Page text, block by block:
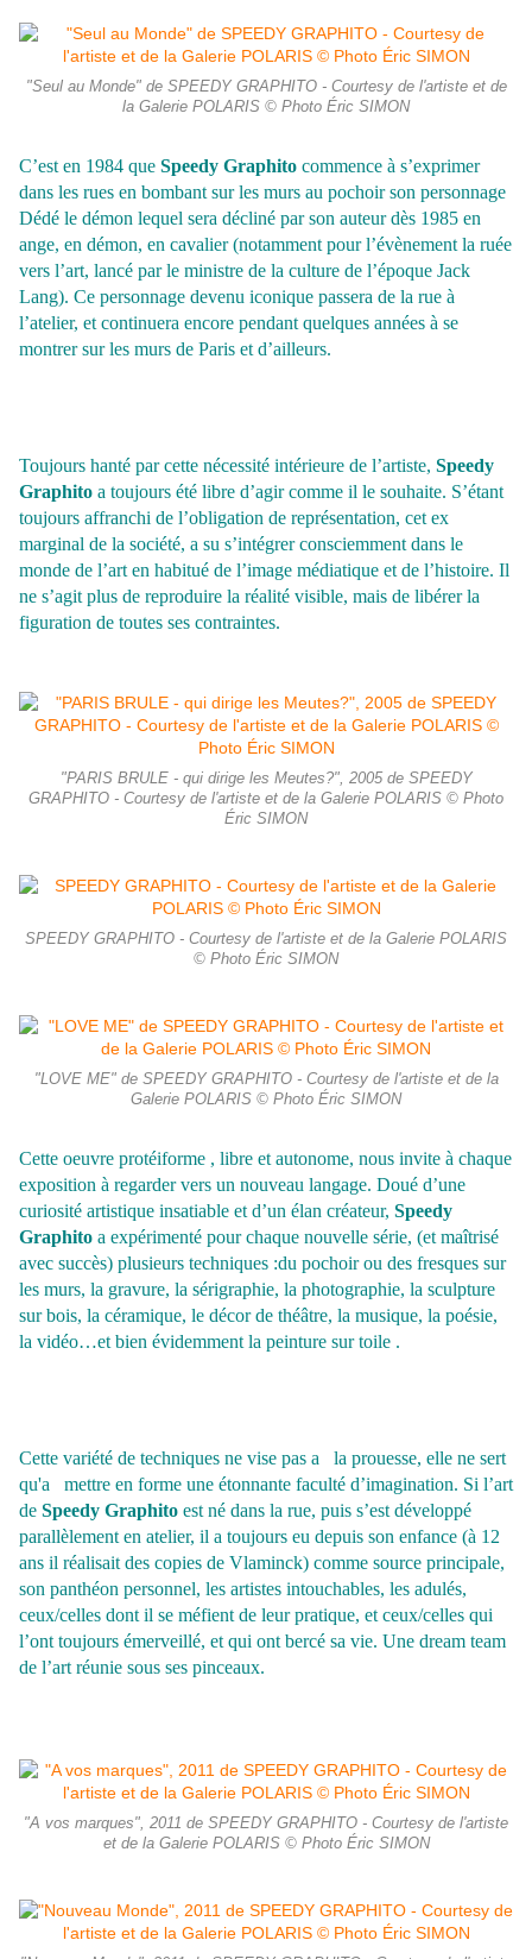
"Seul au Monde" de SPEEDY GRAPHITO - Courtesy de l'artiste et de
la Galerie POLARIS © Photo Éric SIMON
C’est en 1984 que Speedy Graphito commence à s’exprimer
dans les rues en bombant sur les murs au pochoir son personnage
Dédé le démon lequel sera décliné par son auteur dès 1985 en
ange, en démon, en cavalier (notamment pour l’évènement la ruée
vers l’art, lancé par le ministre de la culture de l’époque Jack
Lang). Ce personnage devenu iconique passera de la rue à
l’atelier, et continuera encore pendant quelques années à se
montrer sur les murs de Paris et d’ailleurs.
Toujours hanté par cette nécessité intérieure de l’artiste, Speedy
Graphito a toujours été libre d’agir comme il le souhaite. S’étant
toujours affranchi de l’obligation de représentation, cet ex
marginal de la société, a su s’intégrer consciemment dans le
monde de l’art en habitué de l’image médiatique et de l’histoire. Il
ne s’agit plus de reproduire la réalité visible, mais de libérer la
figuration de toutes ses contraintes.
"PARIS BRULE - qui dirige les Meutes?", 2005 de SPEEDY
GRAPHITO - Courtesy de l'artiste et de la Galerie POLARIS © Photo
Éric SIMON
SPEEDY GRAPHITO - Courtesy de l'artiste et de la Galerie POLARIS
© Photo Éric SIMON
"LOVE ME" de SPEEDY GRAPHITO - Courtesy de l'artiste et de la
Galerie POLARIS © Photo Éric SIMON
Cette oeuvre protéiforme , libre et autonome, nous invite à chaque
exposition à regarder vers un nouveau langage. Doué d’une
curiosité artistique insatiable et d’un élan créateur, Speedy
Graphito a expérimenté pour chaque nouvelle série, (et maîtrisé
avec succès) plusieurs techniques :du pochoir ou des fresques sur
les murs, la gravure, la sérigraphie, la photographie, la sculpture
sur bois, la céramique, le décor de théâtre, la musique, la poésie,
la vidéo…et bien évidemment la peinture sur toile .
Cette variété de techniques ne vise pas a
la prouesse, elle ne sert
qu'a
mettre en forme une étonnante faculté d’imagination. Si l’art
de Speedy Graphito est né dans la rue, puis s’est développé
parallèlement en atelier, il a toujours eu depuis son enfance (à 12
ans il réalisait des copies de Vlaminck) comme source principale,
son panthéon personnel, les artistes intouchables, les adulés,
ceux/celles dont il se méfient de leur pratique, et ceux/celles qui
l’ont toujours émerveillé, et qui ont bercé sa vie. Une dream team
de l’art réunie sous ses pinceaux.
"A vos marques", 2011 de SPEEDY GRAPHITO - Courtesy de l'artiste
et de la Galerie POLARIS © Photo Éric SIMON